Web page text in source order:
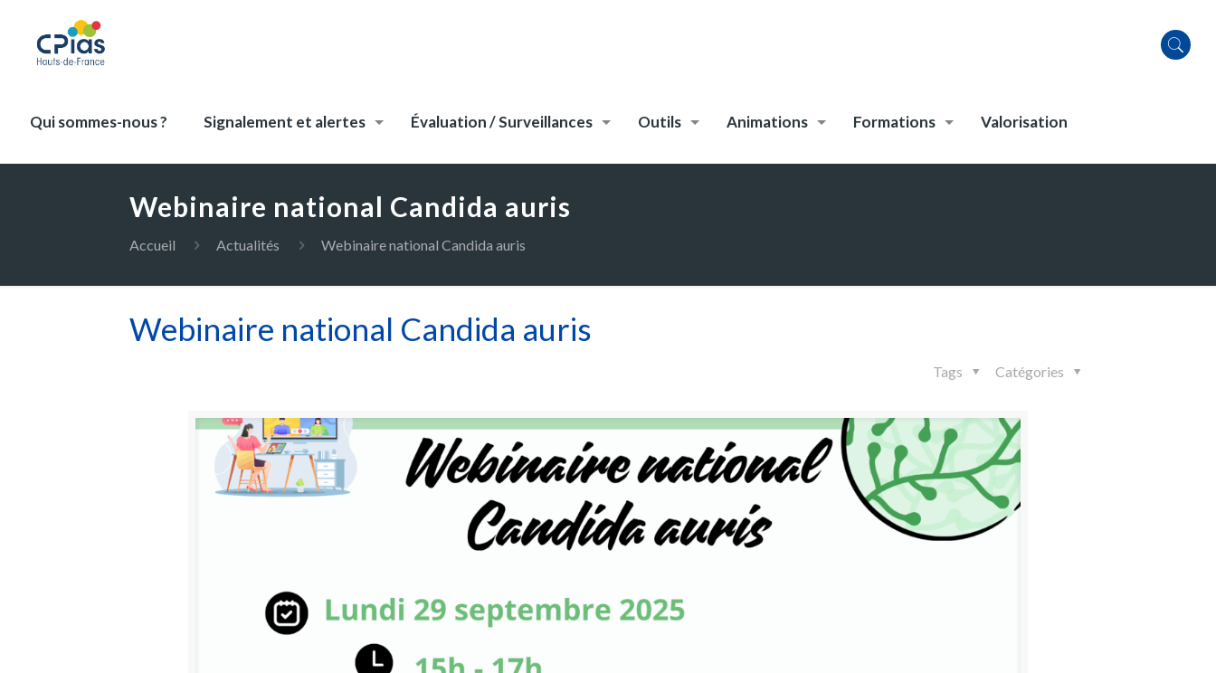
Qui sommes-nous ? Signalement et alertes Évaluation / Surveillances Outils Animations Formations Valorisation
Webinaire national Candida auris
Accueil Actualités Webinaire national Candida auris
Webinaire national Candida auris
Catégories
Tags